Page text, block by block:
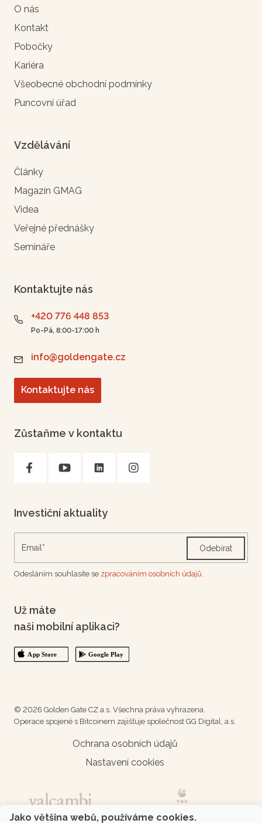
O nás
Kontakt
Pobočky
Kariéra
Všeobecné obchodní podmínky
Puncovní úřad
Vzdělávání
Články
Magazín GMAG
Videa
Veřejné přednášky
Semináře
Kontaktujte nás
+420 776 448 853
Po-Pá, 8:00-17:00 h
info@goldengate.cz
Kontaktujte nás
Zůstaňme v kontaktu
Investiční aktuality
Odebírat
Odesláním souhlasíte se zpracováním osobních údajů.
Už máte
naši mobilní aplikaci?
© 2026 Golden Gate CZ a.s. Všechna práva vyhrazena.
Operace spojené s Bitcoinem zajišťuje společnost GG Digital, a.s.
Ochrana osobních údajů
Nastavení cookies
Jako většina webů, používáme cookies.